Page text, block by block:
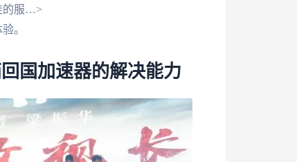
的服…>
。
国加速器的解决能力